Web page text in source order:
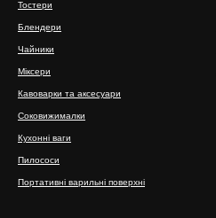
Тостери
Блендери
Чайники
Міксери
Кавоварки та аксесуари
Соковижималки
Кухонні ваги
Пилососи
Портативні варильні поверхні